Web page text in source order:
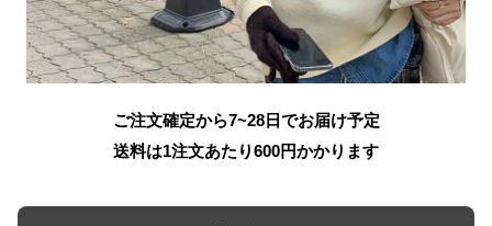
ご注文確定から7~28日でお届け予定
送料は1注文あたり600円かかります